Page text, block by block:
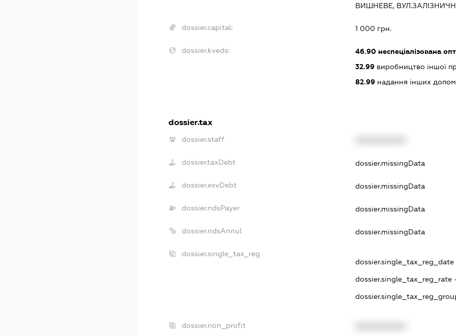
ВИШНЕВЕ,
dossier.capital: 1 000 грн.
dossier.kveds: 46.90 неспеціалізована
32.99 виробництво іншої
82.99 надання інших
dossier.tax
dossier.staff
dossier.taxDebt dossier.missingData
dossier.esvDebt dossier.missingData
dossier.ndsPayer dossier.missingData
dossier.ndsAnnul dossier.missingData
dossier.single_tax_reg
dossier.single_tax_reg_date
dossier.single_tax_reg_rate
dossier.non_profit